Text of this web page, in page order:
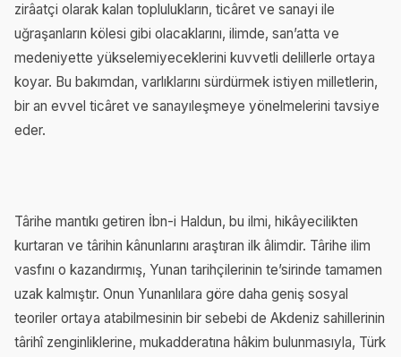
zirâatçi olarak kalan toplulukların, ticâret ve sanayi ile
uğraşanların kölesi gibi olacaklarını, ilimde, san’atta ve
medeniyette yükselemiyeceklerini kuvvetli delillerle ortaya
koyar. Bu bakımdan, varlıklarını sürdürmek istiyen milletlerin,
bir an evvel ticâret ve sanayıleşmeye yönelmelerini tavsiye
eder.
Târihe mantıkı getiren İbn-i Haldun, bu ilmi, hikâyecilikten
kurtaran ve târihin kânunlarını araştıran ilk âlimdir. Târihe ilim
vasfını o kazandırmış, Yunan tarihçilerinin te’sirinde tamamen
uzak kalmıştır. Onun Yunanlılara göre daha geniş sosyal
teoriler ortaya atabilmesinin bir sebebi de Akdeniz sahillerinin
târihî zenginliklerine, mukadderatına hâkim bulunmasıyla, Türk